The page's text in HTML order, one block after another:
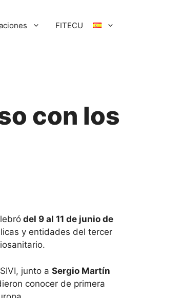
FITECU
con los
del 9 al 11 de junio de
y entidades del tercer
junto a Sergio Martín
conocer de primera